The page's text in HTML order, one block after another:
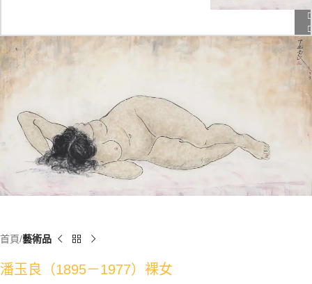
首頁 藝術品
潘玉良（1895－1977）裸女